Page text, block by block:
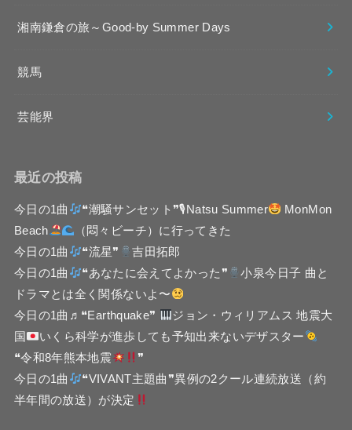
湘南鎌倉の旅～Good-by Summer Days
競馬
芸能界
最近の投稿
今日の1曲 ❝潮騒サンセット❞🎙Natsu Summer
MonMon
Beach
（悶々ビーチ）に行ってきた
今日の1曲
❝流星❞
吉田拓郎
今日の1曲
❝あなたに会えてよかった❞
小泉今日子 曲と
ドラマとは全く関係ないよ〜
今日の1曲♬❝Earthquake❞
ジョン・ウィリアムス 地震大
国
いくら科学が進歩しても予知出来ないデザスター
❝令和8年熊本地震
❞
今日の1曲
❝VIVANT主題曲❞異例の2クール連続放送（約
半年間の放送）が決定